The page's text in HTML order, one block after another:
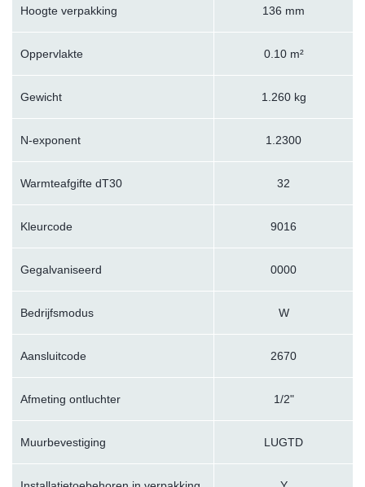
Hoogte verpakking 136 mm
Oppervlakte 0.10 m²
Gewicht 1.260 kg
N-exponent 1.2300
Warmteafgifte dT30 32
Kleurcode 9016
Gegalvaniseerd 0000
Bedrijfsmodus W
Aansluitcode 2670
Afmeting ontluchter 1/2"
Muurbevestiging LUGTD